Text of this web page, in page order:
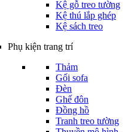
Kệ gỗ treo tường
Kệ thú lắp ghép
Kệ sách treo
Phụ kiện trang trí
Thảm
Gối sofa
Đèn
Ghế đôn
Đồng hồ
Tranh treo tường